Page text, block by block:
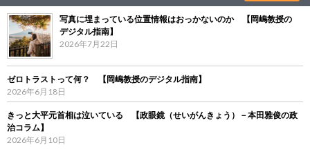
写真に埋まっている位置情報はおっかないのか 【岡嶋教授の
デジタル指南】
2026年7月22日
ゼロトラストって何？ 【岡嶋教授のデジタル指南】
2026年6月18日
きっと大平元首相は泣いている 【政眼鏡（せいがんきょう）－本田雅俊の政
治コラム】
2026年6月10日